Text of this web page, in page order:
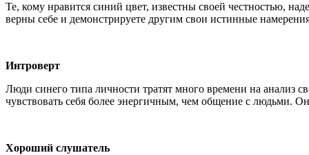
Те, кому нравится синий цвет, известны своей честностью,
верны себе и демонстрируете другим свои истинные
Интроверт
Люди синего типа личности тратят много времени на анализ
чувствовать себя более энергичным, чем общение с людьми.
Хороший слушатель